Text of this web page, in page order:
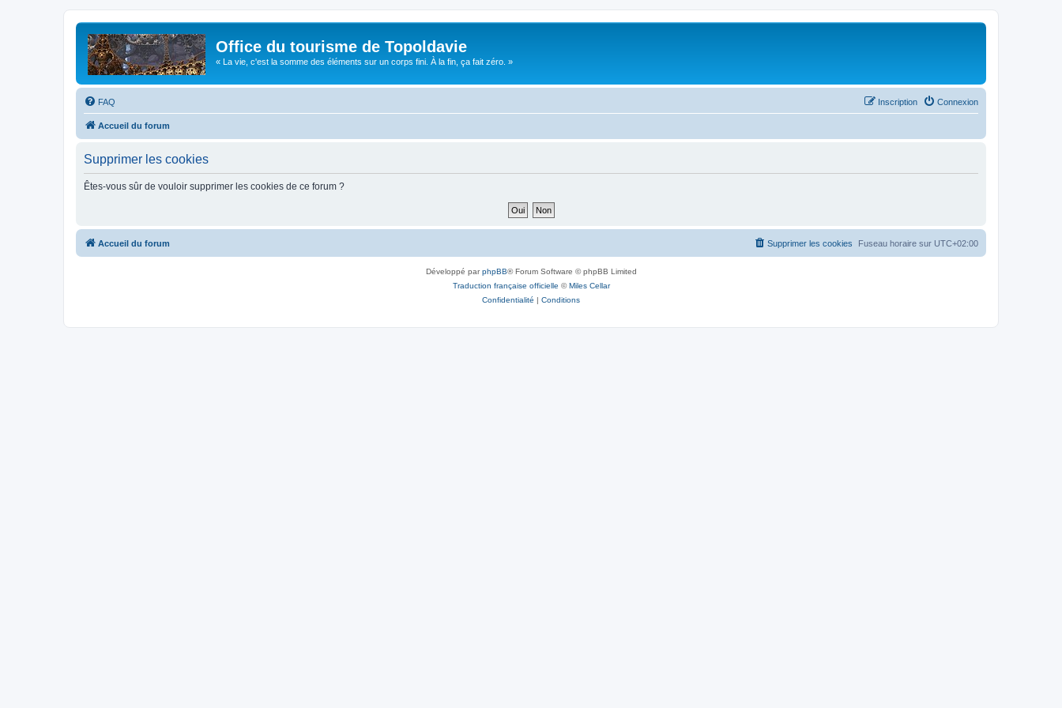
Office du tourisme de Topoldavie
« La vie, c'est la somme des éléments sur un corps fini. À la fin, ça fait zéro. »
FAQ Connexion
Inscription
Accueil du forum
Supprimer les cookies
Êtes-vous sûr de vouloir supprimer les cookies de ce forum ?
Accueil du forum Fuseau horaire sur UTC+02:00
Supprimer les cookies
Développé parphpBB® Forum Software © phpBB Limited
Traduction française officielle ©Miles Cellar
Confidentialité | Conditions